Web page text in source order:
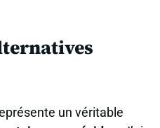
un véritable